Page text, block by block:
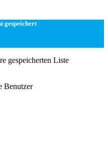
gespeichert
gespeicherten Liste
Benutzer